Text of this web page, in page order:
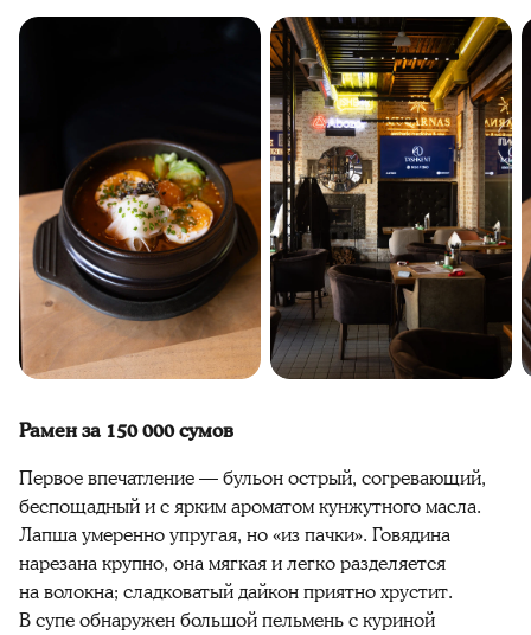
Рамен за 150 000 сумов
Первое впечатление — бульон острый, согревающий,
беспощадный и с ярким ароматом кунжутного масла.
Лапша умеренно упругая, но «из пачки». Говядина
нарезана крупно, она мягкая и легко разделяется
на волокна; сладковатый дайкон приятно хрустит.
В супе обнаружен большой пельмень с куриной